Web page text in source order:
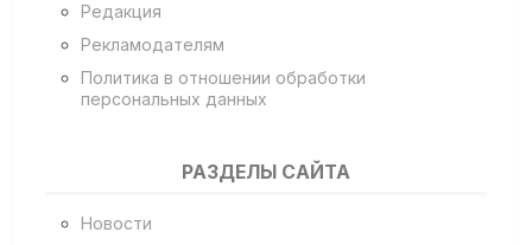
Редакция
Рекламодателям
Политика в отношении обработки
персональных данных
РАЗДЕЛЫ САЙТА
Новости